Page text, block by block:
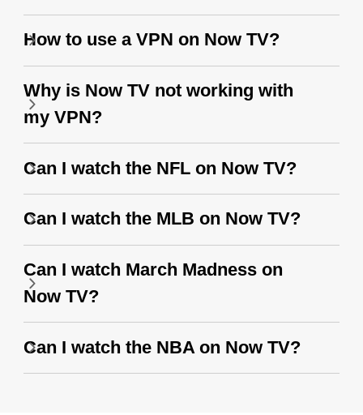
How to use a VPN on Now TV?
Why is Now TV not working with
my VPN?
Can I watch the NFL on Now TV?
Can I watch the MLB on Now TV?
Can I watch March Madness on
Now TV?
Can I watch the NBA on Now TV?